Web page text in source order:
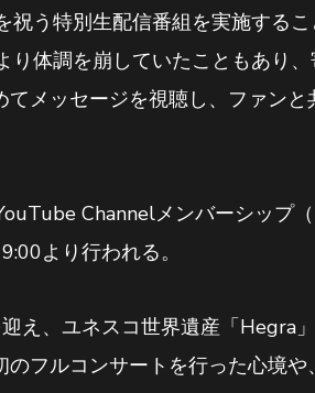
う特別生配信番組を実施するこ
体調を崩していたこともあり
メッセージを視聴し、ファン
Channelメンバーシップ
より行われる。
え、ユネスコ世界遺産「Hegra
フルコンサートを行った心境